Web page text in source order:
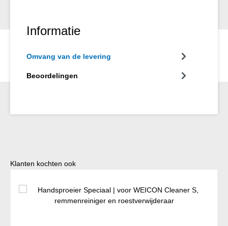
Informatie
Omvang van de levering
Beoordelingen
Productgalerij overslaan
Klanten kochten ook